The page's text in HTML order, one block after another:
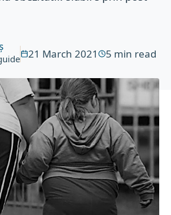
21 March 2021 5 min read